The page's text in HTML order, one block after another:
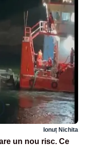
Ionuț Nichita
un nou risc. Ce